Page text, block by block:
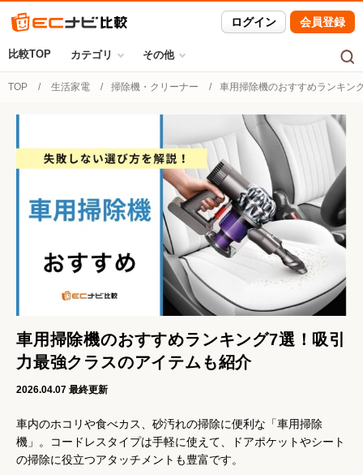
ログイン 会員登録
比較TOP カテゴリ その他
TOP 生活家電 掃除機・クリーナー 車用掃除機のおすすめランキン
車用掃除機のおすすめランキング7選！吸引
力最強クラスのアイテムも紹介
2026.04.07 最終更新
車内のホコリや食べカス、砂汚れの掃除に便利な「車用掃除
機」。コードレスタイプは手軽に使えて、ドアポケットやシート
の掃除に役立つアタッチメントも豊富です。